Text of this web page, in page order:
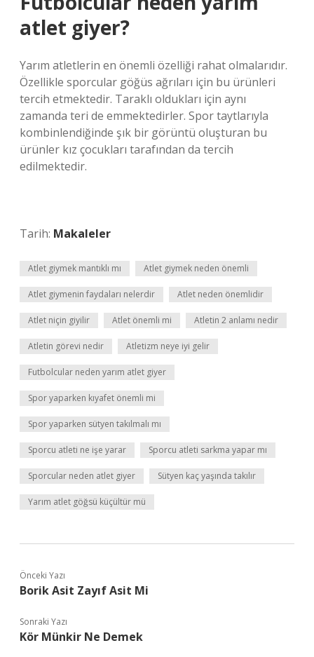
atlet giyer?
Yarım atletlerin en önemli özelliği rahat olmalarıdır.
Özellikle sporcular göğüs ağrıları için bu ürünleri
tercih etmektedir. Taraklı oldukları için aynı
zamanda teri de emmektedirler. Spor taytlarıyla
kombinlendiğinde şık bir görüntü oluşturan bu
ürünler kız çocukları tarafından da tercih
edilmektedir.
Tarih: Makaleler
Atlet giymek mantıklı mı Atlet giymek neden önemli
Atlet giymenin faydaları nelerdir Atlet neden önemlidir
Atlet niçin giyilir Atlet önemli mi Atletin 2 anlamı nedir
Atletin görevi nedir Atletizm neye iyi gelir
Futbolcular neden yarım atlet giyer
Spor yaparken kıyafet önemli mi
Spor yaparken sütyen takılmalı mı
Sporcu atleti ne işe yarar Sporcu atleti sarkma yapar mı
Sporcular neden atlet giyer Sütyen kaç yaşında takılır
Yarım atlet göğsü küçültür mü
Önceki Yazı
Borik Asit Zayıf Asit Mi
Sonraki Yazı
Kör Münkir Ne Demek